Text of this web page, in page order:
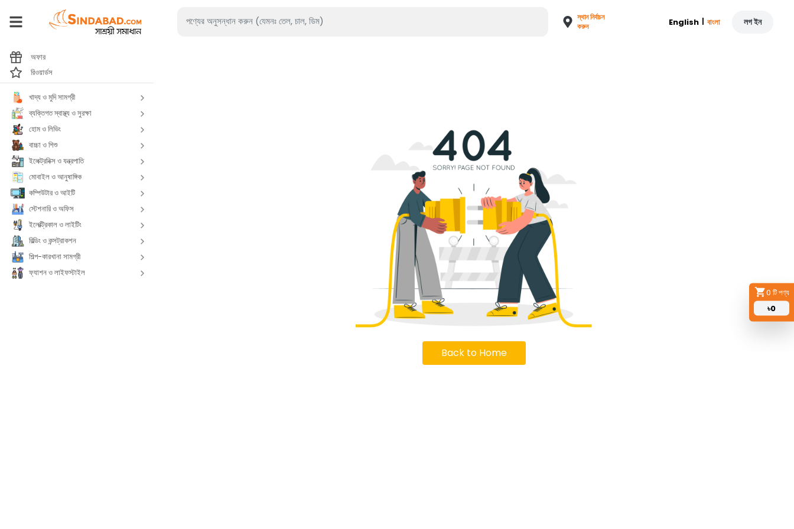
0 টি পণ্য
৳0
স্থান নির্বাচন
করুন
English | বাংলা লগ ইন
অফার
রিওয়ার্ডস
খাদ্য ও মুদি সামগ্রী
ব্যক্তিগত স্বাস্থ্য ও সুরক্ষা
হোম ও লিভিং
বাচ্চা ও শিশু
ইলেক্ট্রনিক্স ও যন্ত্রপাতি
মোবাইল ও আনুষাঙ্গিক
কম্পিউটার ও আইটি
স্টেশনারি ও অফিস
ইলেক্ট্রিকাল ও লাইটিং
বিল্ডিং ও কন্সট্রাকশন
শিল্প-কারখানা সামগ্রী
ফ্যাশন ও লাইফস্টাইল
Back to Home